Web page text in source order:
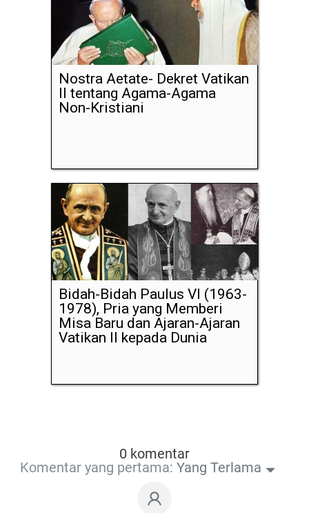
Nostra Aetate- Dekret Vatikan
II tentang Agama-Agama
Non-Kristiani
Bidah-Bidah Paulus VI (1963-
1978), Pria yang Memberi
Misa Baru dan Ajaran-Ajaran
Vatikan II kepada Dunia
0 komentar
Komentar yang pertama: Yang Terlama